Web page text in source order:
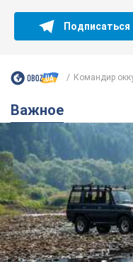
Подписаться
Командир
Важное